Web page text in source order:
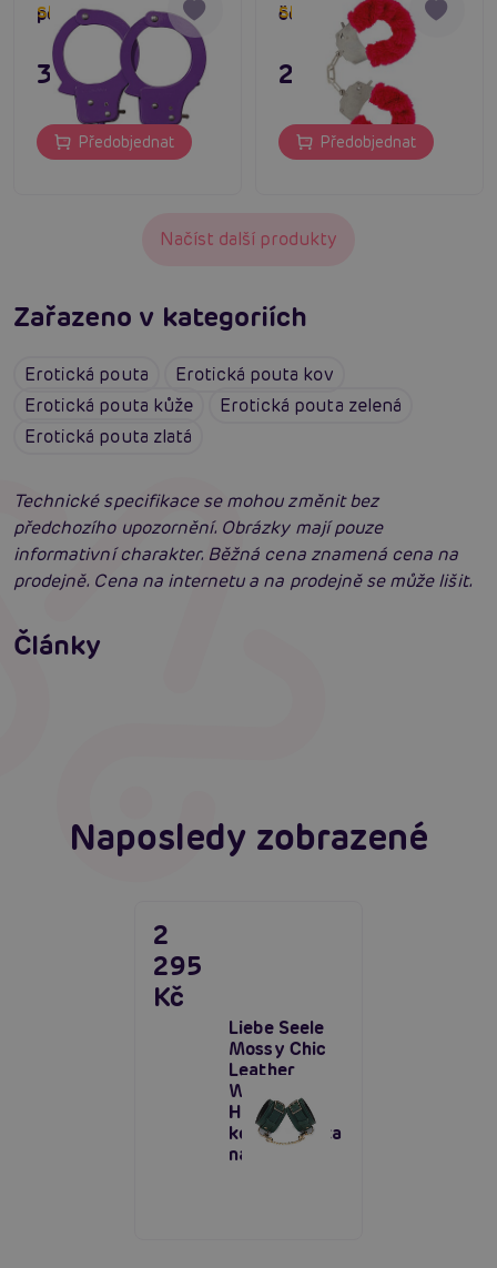
pouta fialová
Skladem do týdne
349 Kč
Předobjednat
červená
Skladem do týdne
249 Kč
Předobjednat
Načíst další produkty
Zařazeno v kategoriích
Erotická pouta
Erotická pouta kov
Erotická pouta kůže
Erotická pouta zelená
Erotická pouta zlatá
Technické specifikace se mohou změnit bez
předchozího upozornění. Obrázky mají pouze
informativní charakter. Běžná cena znamená cena na
prodejně. Cena na internetu a na prodejně se může lišit.
Články
dospělé (aktualizováno)
Číst více
Jak na bondage? Svazování partnera při sexu
aneb co je bondáž
Naposledy zobrazené
Liebe Seele
Mossy Chic
Leather
Wrist Cuffs
Handcuffs,
kožená pouta
na ruce
2
295
Kč